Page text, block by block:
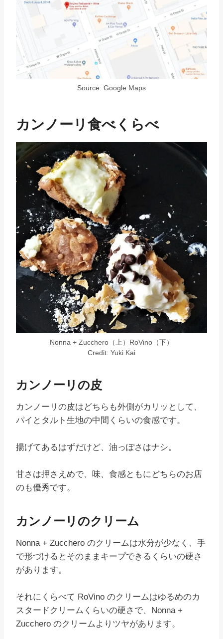
Source: Google Maps
カンノーリ食べくらべ
Nonna + Zucchero（上）RoVino（下）
Credit: Yuki Kai
カンノーリの皮
カンノーリの皮はどちらも外側がカリッとして、
パイとタルト生地の中間くらいの食感です。
揚げてあるはずだけど、油っぽさはナシ。
甘さは押さえめで、味、食感ともにどちらのお店
のも優秀です。
カンノーリのクリーム
Nonna + Zucchero のクリームは水分が少なく、手
で形づけるとそのままキープできるくらいの硬さ
があります。
それにくらべて RoVino のクリームはゆるめのカ
スタードクリームくらいの硬さで、Nonna +
Zucchero のクリームよりツヤがあります。